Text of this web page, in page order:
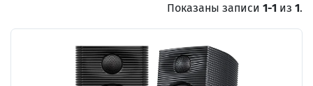
Показаны записи 1-1 из 1.